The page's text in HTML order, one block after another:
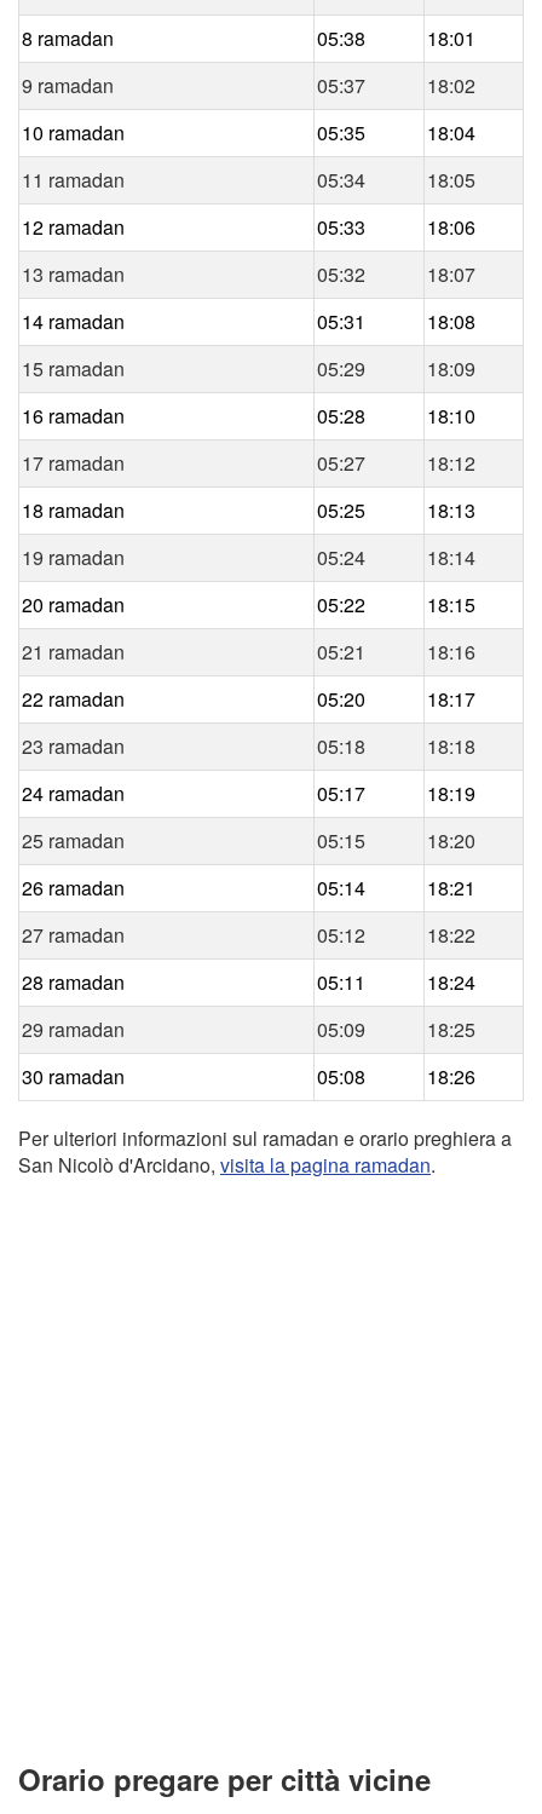
8 ramadan
05:38
18:01
9 ramadan
05:37
18:02
10 ramadan
05:35
18:04
11 ramadan
05:34
18:05
12 ramadan
05:33
18:06
13 ramadan
05:32
18:07
14 ramadan
05:31
18:08
15 ramadan
05:29
18:09
16 ramadan
05:28
18:10
17 ramadan
05:27
18:12
18 ramadan
05:25
18:13
19 ramadan
05:24
18:14
20 ramadan
05:22
18:15
21 ramadan
05:21
18:16
22 ramadan
05:20
18:17
23 ramadan
05:18
18:18
24 ramadan
05:17
18:19
25 ramadan
05:15
18:20
26 ramadan
05:14
18:21
27 ramadan
05:12
18:22
28 ramadan
05:11
18:24
29 ramadan
05:09
18:25
30 ramadan
05:08 18:26
Per ulteriori informazioni sul ramadan e orario preghiera a
San Nicolò d'Arcidano, visita la pagina ramadan.
Orario pregare per città vicine